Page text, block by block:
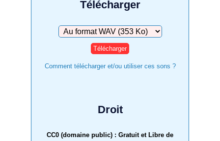
Télécharger
Télécharger
Comment télécharger et/ou utiliser ces sons ?
Droit
CC0 (domaine public) : Gratuit et Libre de